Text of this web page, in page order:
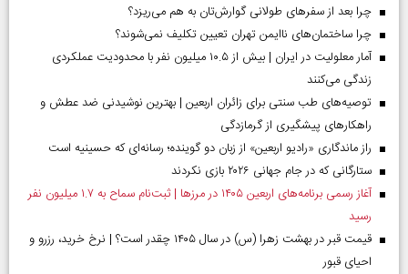
چرا بعد از سفرهای طولانی گوارش‌تان به هم می‌ریزد؟
چرا ساختمان‌های ناایمن تهران تعیین تکلیف نمی‌شوند؟
آمار معلولیت در ایران | بیش از ۱۰.۵ میلیون نفر با محدودیت عملکردی
زندگی می‌کنند
توصیه‌های طب سنتی برای زائران اربعین | بهترین نوشیدنی ضد عطش و
راهکارهای پیشگیری از گرمازدگی
راز ماندگاری «رادیو اربعین» از زبان دو گوینده؛ رسانه‌ای که حسینیه است
ستارگانی که در جام جهانی ۲۰۲۶ بازی نکردند
آغاز رسمی برنامه‌های اربعین ۱۴۰۵ در مرز‌ها | ثبت‌نام سماح به ۱.۷ میلیون نفر
رسید
قیمت قبر در بهشت زهرا (س) در سال ۱۴۰۵ چقدر است؟ | نرخ خرید، رزرو و
احیای قبور